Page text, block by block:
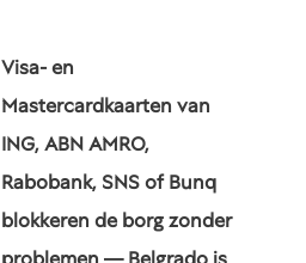
Visa- en
Mastercardkaarten van
ING, ABN AMRO,
Rabobank, SNS of Bunq
blokkeren de borg zonder